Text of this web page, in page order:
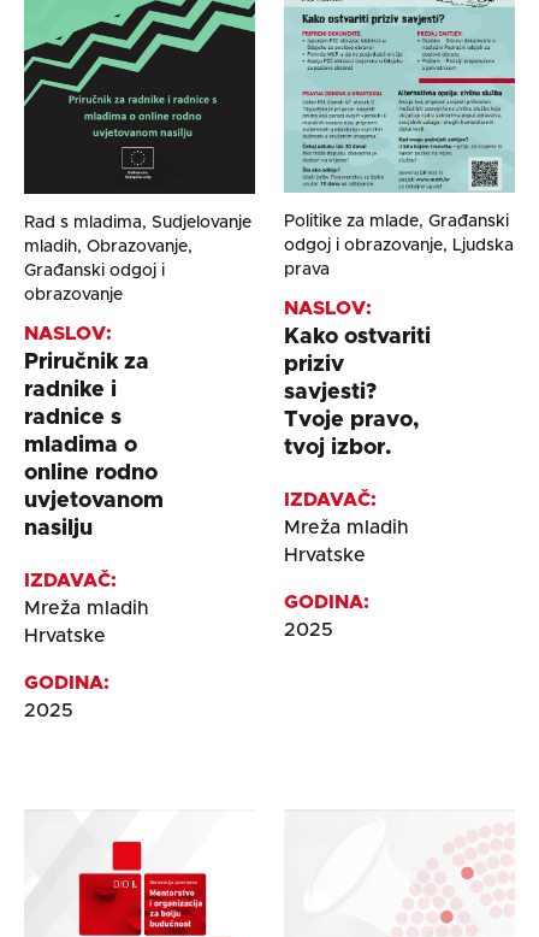
Rad s mladima, Sudjelovanje
mladih, Obrazovanje,
Građanski odgoj i
obrazovanje
NASLOV:
Priručnik za
radnike i
radnice s
mladima o
online rodno
uvjetovanom
nasilju
IZDAVAČ:
Mreža mladih
Hrvatske
GODINA:
2025
Politike za mlade, Građanski
odgoj i obrazovanje, Ljudska
prava
NASLOV:
Kako ostvariti
priziv
savjesti?
Tvoje pravo,
tvoj izbor.
IZDAVAČ:
Mreža mladih
Hrvatske
GODINA:
2025